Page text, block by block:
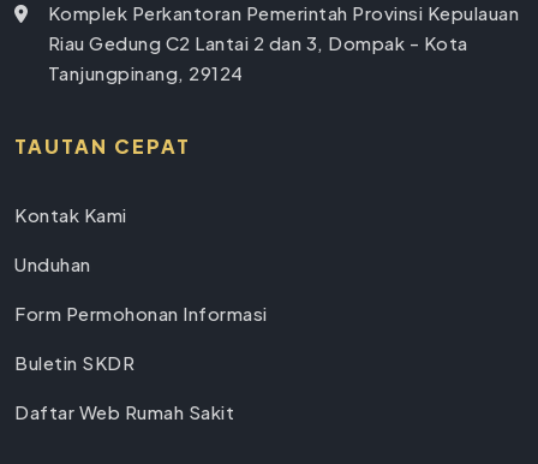
Komplek Perkantoran Pemerintah Provinsi Kepulauan
Riau Gedung C2 Lantai 2 dan 3, Dompak - Kota
Tanjungpinang, 29124
TAUTAN CEPAT
Kontak Kami
Unduhan
Form Permohonan Informasi
Buletin SKDR
Daftar Web Rumah Sakit